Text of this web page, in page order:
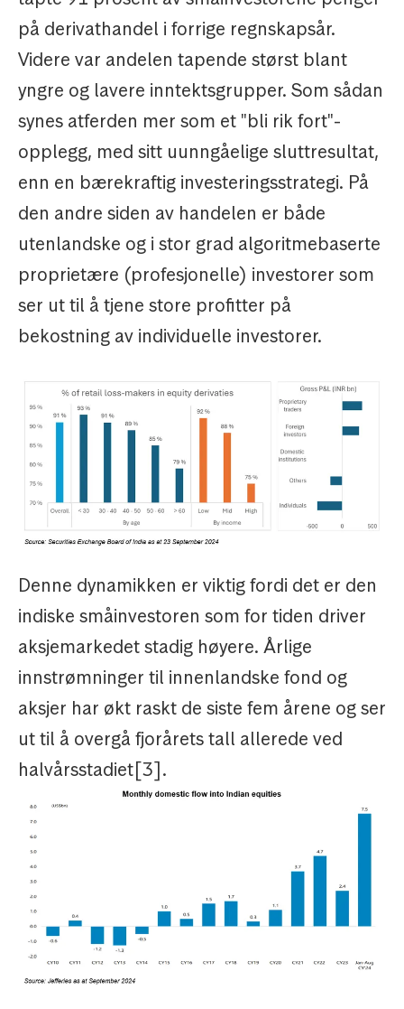
på derivathandel i forrige regnskapsår.
Videre var andelen tapende størst blant
yngre og lavere inntektsgrupper. Som sådan
synes atferden mer som et "bli rik fort"-
opplegg, med sitt uunngåelige sluttresultat,
enn en bærekraftig investeringsstrategi. På
den andre siden av handelen er både
utenlandske og i stor grad algoritmebaserte
proprietære (profesjonelle) investorer som
ser ut til å tjene store profitter på
bekostning av individuelle investorer.
Denne dynamikken er viktig fordi det er den
indiske småinvestoren som for tiden driver
aksjemarkedet stadig høyere. Årlige
innstrømninger til innenlandske fond og
aksjer har økt raskt de siste fem årene og ser
ut til å overgå fjorårets tall allerede ved
halvårsstadiet[3].